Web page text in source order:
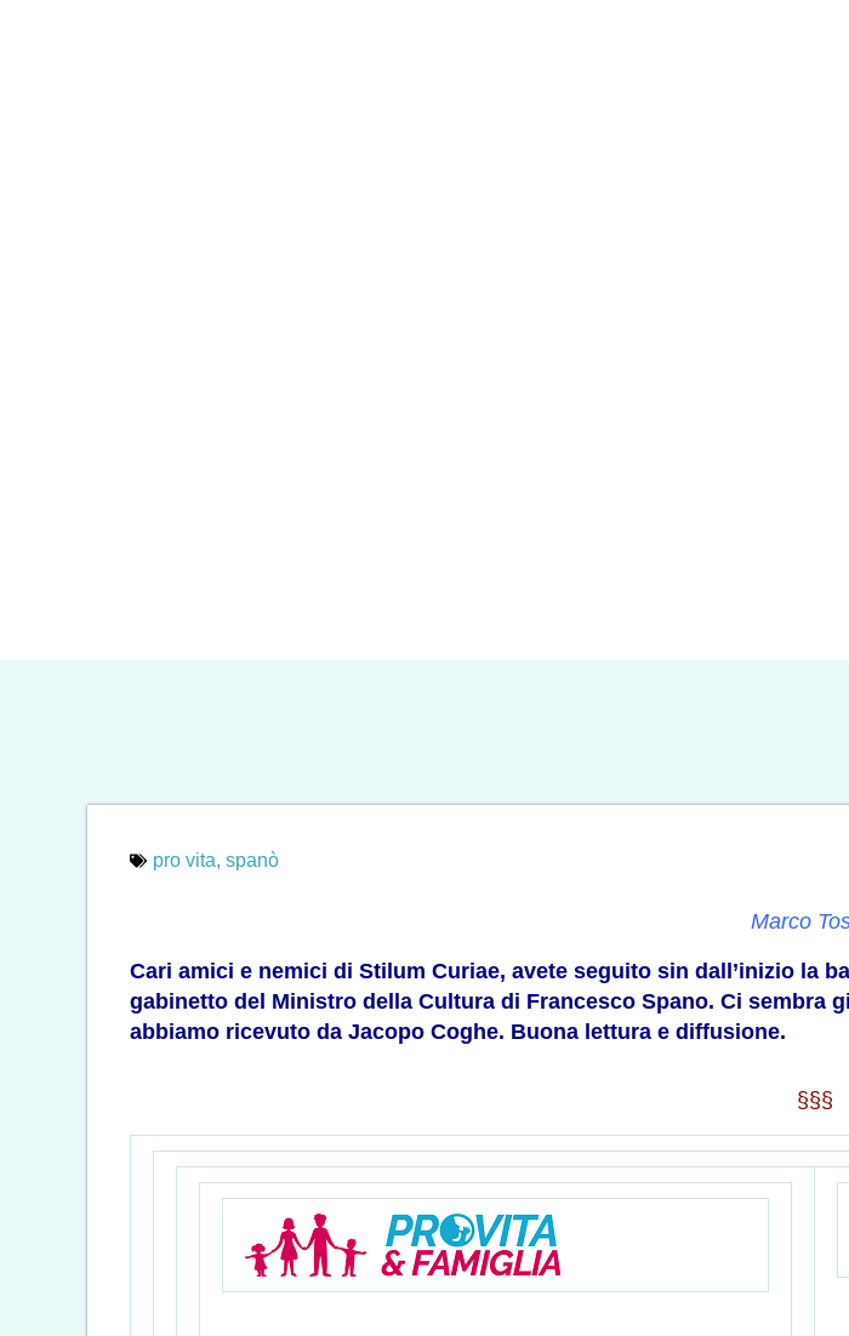
pro vita, spanò
Marco
Cari amici e nemici di Stilum Curiae, avete seguito sin dall’inizio la
gabinetto del Ministro della Cultura di Francesco Spano. Ci sembra
abbiamo ricevuto da Jacopo Coghe. Buona lettura e diffusione.
§§§